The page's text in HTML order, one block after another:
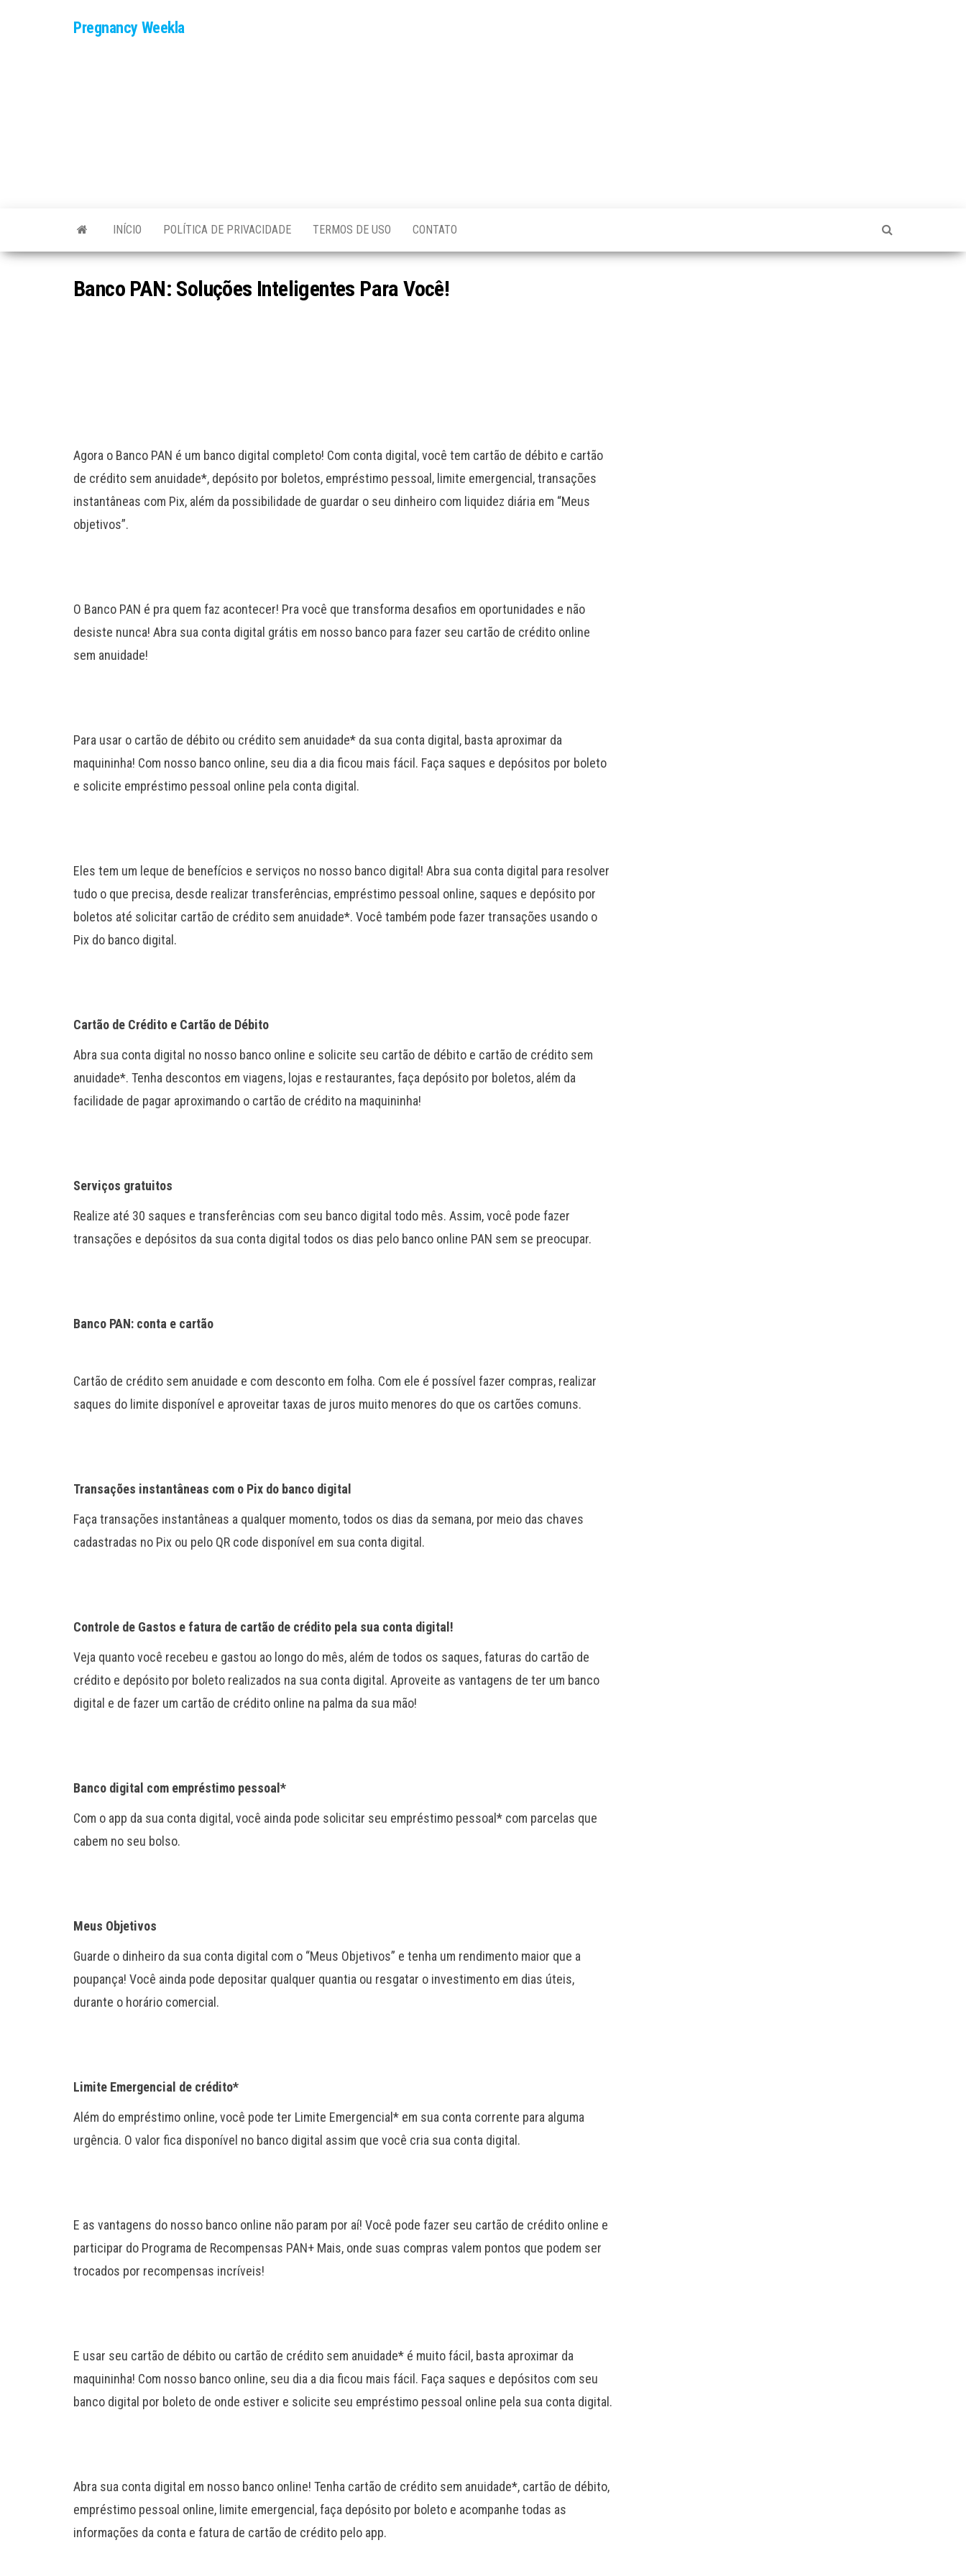
Pregnancy Weekla
INÍCIO POLÍTICA DE PRIVACIDADE TERMOS DE USO CONTATO
Banco PAN: Soluções Inteligentes Para Você!
Agora o Banco PAN é um banco digital completo! Com conta digital, você tem cartão de débito e cartão
de crédito sem anuidade*, depósito por boletos, empréstimo pessoal, limite emergencial, transações
instantâneas com Pix, além da possibilidade de guardar o seu dinheiro com liquidez diária em “Meus
objetivos”.
O Banco PAN é pra quem faz acontecer! Pra você que transforma desafios em oportunidades e não
desiste nunca! Abra sua conta digital grátis em nosso banco para fazer seu cartão de crédito online
sem anuidade!
Para usar o cartão de débito ou crédito sem anuidade* da sua conta digital, basta aproximar da
maquininha! Com nosso banco online, seu dia a dia ficou mais fácil. Faça saques e depósitos por boleto
e solicite empréstimo pessoal online pela conta digital.
Eles tem um leque de benefícios e serviços no nosso banco digital! Abra sua conta digital para resolver
tudo o que precisa, desde realizar transferências, empréstimo pessoal online, saques e depósito por
boletos até solicitar cartão de crédito sem anuidade*. Você também pode fazer transações usando o
Pix do banco digital.
Cartão de Crédito e Cartão de Débito
Abra sua conta digital no nosso banco online e solicite seu cartão de débito e cartão de crédito sem
anuidade*. Tenha descontos em viagens, lojas e restaurantes, faça depósito por boletos, além da
facilidade de pagar aproximando o cartão de crédito na maquininha!
Serviços gratuitos
Realize até 30 saques e transferências com seu banco digital todo mês. Assim, você pode fazer
transações e depósitos da sua conta digital todos os dias pelo banco online PAN sem se preocupar.
Banco PAN: conta e cartão
Cartão de crédito sem anuidade e com desconto em folha. Com ele é possível fazer compras, realizar
saques do limite disponível e aproveitar taxas de juros muito menores do que os cartões comuns.
Transações instantâneas com o Pix do banco digital
Faça transações instantâneas a qualquer momento, todos os dias da semana, por meio das chaves
cadastradas no Pix ou pelo QR code disponível em sua conta digital.
Controle de Gastos e fatura de cartão de crédito pela sua conta digital!
Veja quanto você recebeu e gastou ao longo do mês, além de todos os saques, faturas do cartão de
crédito e depósito por boleto realizados na sua conta digital. Aproveite as vantagens de ter um banco
digital e de fazer um cartão de crédito online na palma da sua mão!
Banco digital com empréstimo pessoal*
Com o app da sua conta digital, você ainda pode solicitar seu empréstimo pessoal* com parcelas que
cabem no seu bolso.
Meus Objetivos
Guarde o dinheiro da sua conta digital com o “Meus Objetivos” e tenha um rendimento maior que a
poupança! Você ainda pode depositar qualquer quantia ou resgatar o investimento em dias úteis,
durante o horário comercial.
Limite Emergencial de crédito*
Além do empréstimo online, você pode ter Limite Emergencial* em sua conta corrente para alguma
urgência. O valor fica disponível no banco digital assim que você cria sua conta digital.
E as vantagens do nosso banco online não param por aí! Você pode fazer seu cartão de crédito online e
participar do Programa de Recompensas PAN+ Mais, onde suas compras valem pontos que podem ser
trocados por recompensas incríveis!
E usar seu cartão de débito ou cartão de crédito sem anuidade* é muito fácil, basta aproximar da
maquininha! Com nosso banco online, seu dia a dia ficou mais fácil. Faça saques e depósitos com seu
banco digital por boleto de onde estiver e solicite seu empréstimo pessoal online pela sua conta digital.
Abra sua conta digital em nosso banco online! Tenha cartão de crédito sem anuidade*, cartão de débito,
empréstimo pessoal online, limite emergencial, faça depósito por boleto e acompanhe todas as
informações da conta e fatura de cartão de crédito pelo app.